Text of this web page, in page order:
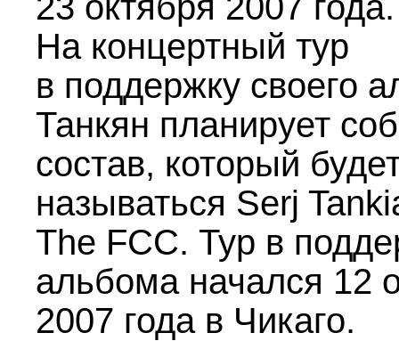
На концертный тур
в поддержку своего
Танкян планирует
состав, который
называться Serj
The FCC. Тур в
альбома начался 12
2007 года в Чикаго.